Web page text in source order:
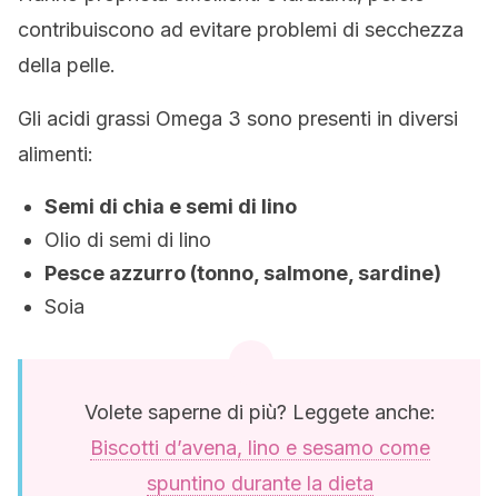
contribuiscono ad evitare problemi di secchezza
della pelle.
Gli acidi grassi Omega 3 sono presenti in diversi
alimenti:
Semi di chia e semi di lino
Olio di semi di lino
Pesce azzurro (tonno, salmone, sardine)
Soia
Volete saperne di più? Leggete anche:
Biscotti d’avena, lino e sesamo come
spuntino durante la dieta